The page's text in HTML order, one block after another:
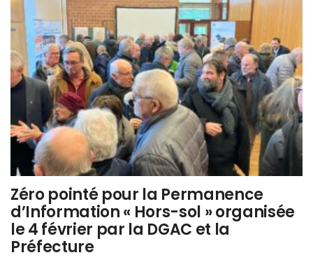
Zéro pointé pour la Permanence
d’Information « Hors-sol » organisée
le 4 février par la DGAC et la
Préfecture